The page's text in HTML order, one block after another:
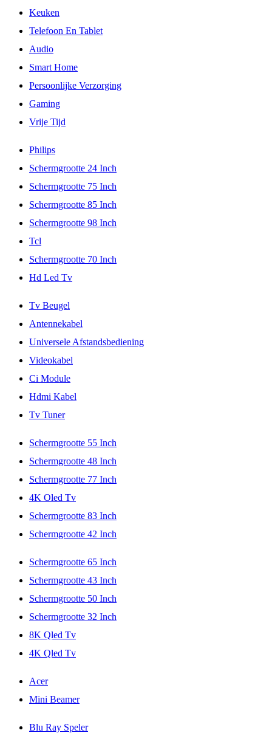
Keuken
Telefoon En Tablet
Audio
Smart Home
Persoonlijke Verzorging
Gaming
Vrije Tijd
Philips
Schermgrootte 24 Inch
Schermgrootte 75 Inch
Schermgrootte 85 Inch
Schermgrootte 98 Inch
Tcl
Schermgrootte 70 Inch
Hd Led Tv
Tv Beugel
Antennekabel
Universele Afstandsbediening
Videokabel
Ci Module
Hdmi Kabel
Tv Tuner
Schermgrootte 55 Inch
Schermgrootte 48 Inch
Schermgrootte 77 Inch
4K Oled Tv
Schermgrootte 83 Inch
Schermgrootte 42 Inch
Schermgrootte 65 Inch
Schermgrootte 43 Inch
Schermgrootte 50 Inch
Schermgrootte 32 Inch
8K Qled Tv
4K Qled Tv
Acer
Mini Beamer
Blu Ray Speler